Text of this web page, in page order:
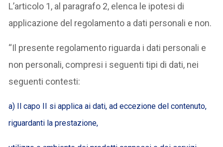
L’articolo 1, al paragrafo 2, elenca le ipotesi di
applicazione del regolamento a dati personali e non.
“Il presente regolamento riguarda i dati personali e
non personali, compresi i seguenti tipi di dati, nei
seguenti contesti:
a) Il capo II si applica ai dati, ad eccezione del contenuto,
riguardanti la prestazione,